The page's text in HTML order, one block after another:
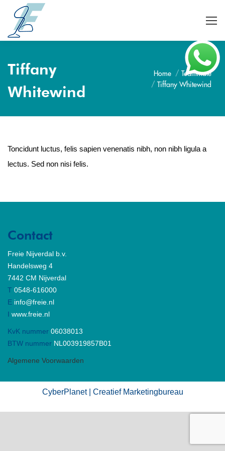
Tiffany
Whitewind
Home
Teammate
Tiffany Whitewind
Toncidunt luctus, felis sapien venenatis nibh, non nibh ligula a
lectus. Sed non nisi felis.
Contact
Freie Nijverdal b.v.
Handelsweg 4
7442 CM Nijverdal
T 0548-616000
E info@freie.nl
I www.freie.nl
KvK nummer 06038013
BTW nummer NL003919857B01
Algemene Voorwaarden
CyberPlanet | Creatief Marketingbureau